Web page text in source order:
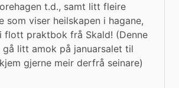
t.d., samt litt fleire
som viser heilskapen i hagane,
flott praktbok frå Skald! (Denne
litt amok på januarsalet til
gjerne meir derfrå seinare)